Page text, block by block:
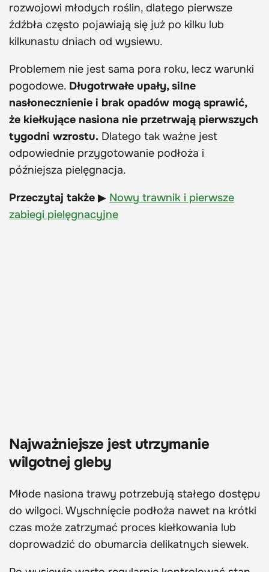
rozwojowi młodych roślin, dlatego pierwsze
źdźbła często pojawiają się już po kilku lub
kilkunastu dniach od wysiewu.
Problemem nie jest sama pora roku, lecz warunki
pogodowe. Długotrwałe upały, silne
nasłonecznienie i brak opadów mogą sprawić,
że kiełkujące nasiona nie przetrwają pierwszych
tygodni wzrostu. Dlatego tak ważne jest
odpowiednie przygotowanie podłoża i
późniejsza pielęgnacja.
Przeczytaj także ▶ Nowy trawnik i pierwsze
zabiegi pielęgnacyjne
Najważniejsze jest utrzymanie
wilgotnej gleby
Młode nasiona trawy potrzebują stałego dostępu
do wilgoci. Wyschnięcie podłoża nawet na krótki
czas może zatrzymać proces kiełkowania lub
doprowadzić do obumarcia delikatnych siewek.